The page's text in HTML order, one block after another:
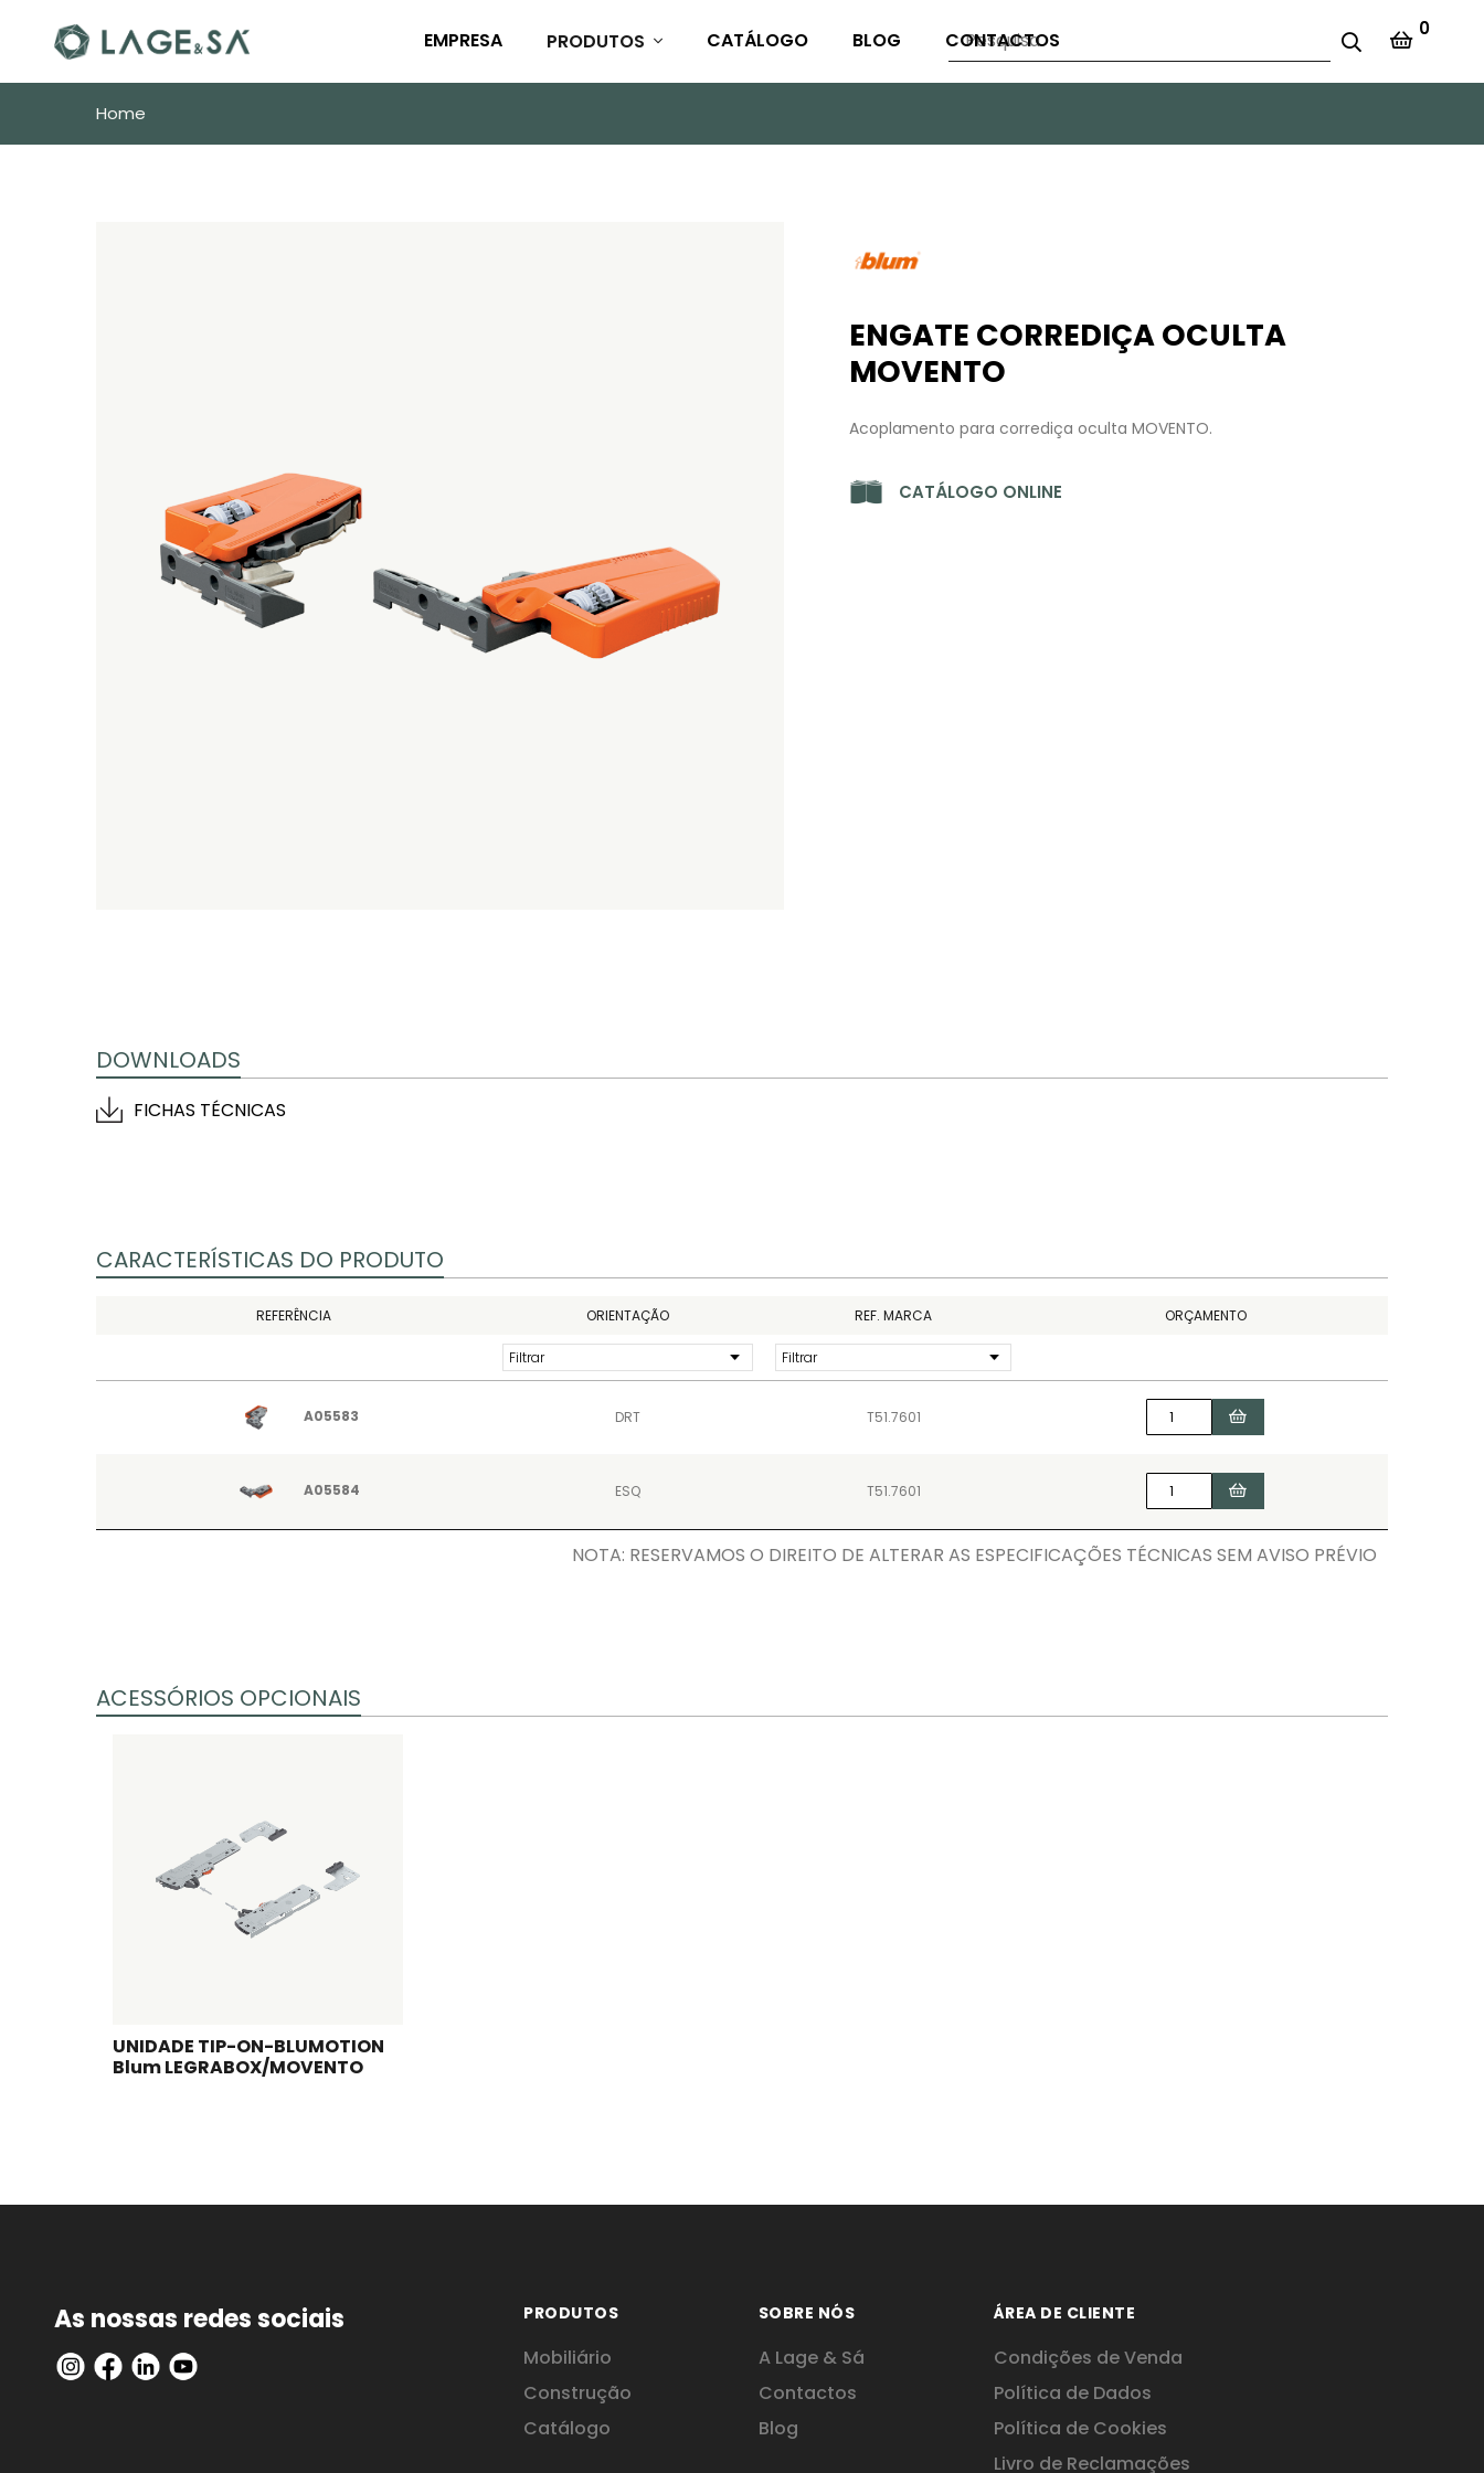
EMPRESA PRODUTOS CATÁLOGO BLOG CONTACTOS 0
Home
ENGATE CORREDIÇA OCULTA
MOVENTO
Acoplamento para corrediça oculta MOVENTO.
CATÁLOGO ONLINE
DOWNLOADS
FICHAS TÉCNICAS
CARACTERÍSTICAS DO PRODUTO
REFERÊNCIA ORIENTAÇÃO REF. MARCA ORÇAMENTO
A05583 DRT T51.7601
A05584 ESQ T51.7601
NOTA: RESERVAMOS O DIREITO DE ALTERAR AS ESPECIFICAÇÕES TÉCNICAS SEM AVISO PRÉVIO
ACESSÓRIOS OPCIONAIS
UNIDADE TIP-ON-BLUMOTION
Blum LEGRABOX/MOVENTO
As nossas redes sociais PRODUTOS
Mobiliário
Construção
Catálogo
SOBRE NÓS
A Lage & Sá
Contactos
Blog
ÁREA DE CLIENTE
Condições de Venda
Política de Dados
Política de Cookies
Livro de Reclamações